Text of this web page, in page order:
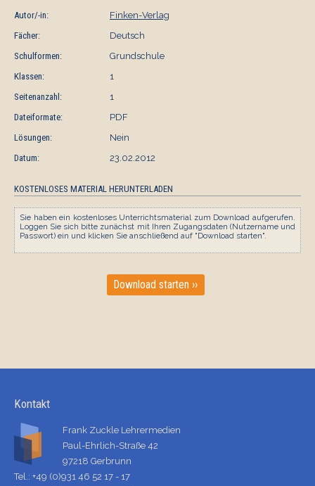
Autor/-in:
Finken-Verlag
Fächer:
Deutsch
Schulformen:
Grundschule
Klassen:
1
Seitenanzahl:
1
Dateiformate:
PDF
Lösungen:
Nein
Datum:
23.02.2012
KOSTENLOSES MATERIAL HERUNTERLADEN
Sie haben ein kostenloses Unterrichtsmaterial zum Download aufgerufen.
Loggen Sie sich bitte zunächst mit Ihren Zugangsdaten (Nutzername und
Passwort) ein und klicken Sie anschließend auf "Download starten".
Download starten ››
Kontakt
Frank Zuckle Lehrermedien
Paul-Ehrlich-Straße 42
97218 Gerbrunn
Tel.: +49 (0)931 46 52 17 - 17